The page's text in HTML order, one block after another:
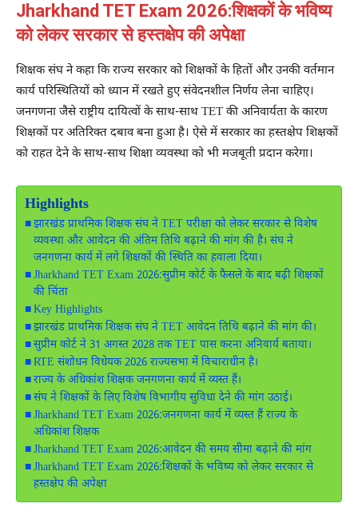
Jharkhand TET Exam 2026:शिक्षकों के भविष्य
को लेकर सरकार से हस्तक्षेप की अपेक्षा
शिक्षक संघ ने कहा कि राज्य सरकार को शिक्षकों के हितों और उनकी वर्तमान
कार्य परिस्थितियों को ध्यान में रखते हुए संवेदनशील निर्णय लेना चाहिए।
जनगणना जैसे राष्ट्रीय दायित्वों के साथ-साथ TET की अनिवार्यता के कारण
शिक्षकों पर अतिरिक्त दबाव बना हुआ है। ऐसे में सरकार का हस्तक्षेप शिक्षकों
को राहत देने के साथ-साथ शिक्षा व्यवस्था को भी मजबूती प्रदान करेगा।
Highlights
झारखंड प्राथमिक शिक्षक संघ ने TET परीक्षा को लेकर सरकार से विशेष
व्यवस्था और आवेदन की अंतिम तिथि बढ़ाने की मांग की है। संघ ने
जनगणना कार्य में लगे शिक्षकों की स्थिति का हवाला दिया।
Jharkhand TET Exam 2026:सुप्रीम कोर्ट के फैसले के बाद बढ़ी शिक्षकों
की चिंता
Key Highlights
झारखंड प्राथमिक शिक्षक संघ ने TET आवेदन तिथि बढ़ाने की मांग की।
सुप्रीम कोर्ट ने 31 अगस्त 2028 तक TET पास करना अनिवार्य बताया।
RTE संशोधन विधेयक 2026 राज्यसभा में विचाराधीन है।
राज्य के अधिकांश शिक्षक जनगणना कार्य में व्यस्त हैं।
संघ ने शिक्षकों के लिए विशेष विभागीय सुविधा देने की मांग उठाई।
Jharkhand TET Exam 2026:जनगणना कार्य में व्यस्त हैं राज्य के
अधिकांश शिक्षक
Jharkhand TET Exam 2026:आवेदन की समय सीमा बढ़ाने की मांग
Jharkhand TET Exam 2026:शिक्षकों के भविष्य को लेकर सरकार से
हस्तक्षेप की अपेक्षा